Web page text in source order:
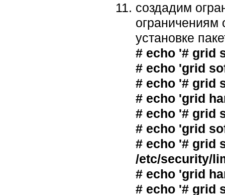
создадим
ограничениям
установке
# echo '# grid
# echo 'grid
# echo '# grid
# echo 'grid
# echo '# grid
# echo 'grid
# echo '# grid
/etc/security/
# echo 'grid
# echo '# grid